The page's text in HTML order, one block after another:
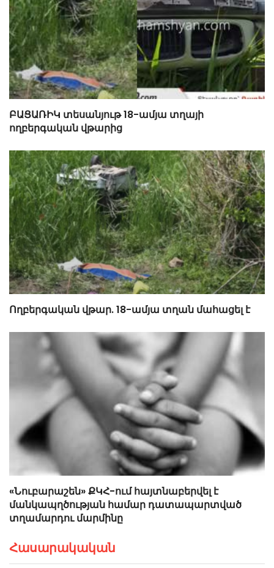
ԲԱՑԱՌԻԿ տեսանյութ 18-ամյա տղայի
ողբերգական վթարից
Ողբերգական վթար. 18-ամյա տղան մահացել է
«Նուբարաշեն» ՔԿՀ-ում հայտնաբերվել է
մանկապղծության համար դատապարտված
տղամարդու մարմինը
Հասարակական